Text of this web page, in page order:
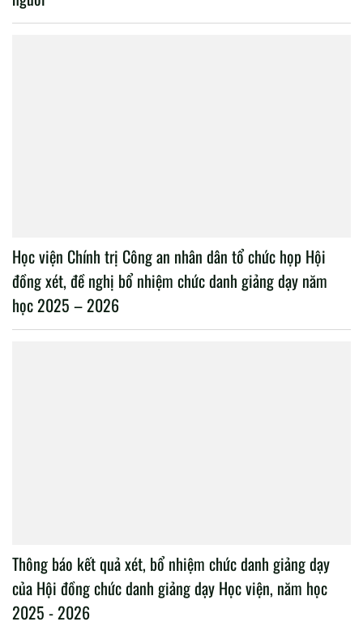
Học viện Chính trị Công an nhân dân tổ chức họp Hội
đồng xét, đề nghị bổ nhiệm chức danh giảng dạy năm
học 2025 – 2026
Thông báo kết quả xét, bổ nhiệm chức danh giảng dạy
của Hội đồng chức danh giảng dạy Học viện, năm học
2025 - 2026